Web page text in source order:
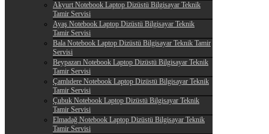
Akyurt Notebook Laptop Dizüstü Bilgisayar Teknik
Tamir Servisi
Ayaş Notebook Laptop Dizüstü Bilgisayar Teknik
Tamir Servisi
Bala Notebook Laptop Dizüstü Bilgisayar Teknik Tamir
Servisi
Beypazarı Notebook Laptop Dizüstü Bilgisayar Teknik
Tamir Servisi
Çamlıdere Notebook Laptop Dizüstü Bilgisayar Teknik
Tamir Servisi
Çubuk Notebook Laptop Dizüstü Bilgisayar Teknik
Tamir Servisi
Elmadağ Notebook Laptop Dizüstü Bilgisayar Teknik
Tamir Servisi